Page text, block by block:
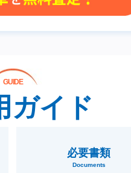
GUIDE
ガイド
必要書類
Documents